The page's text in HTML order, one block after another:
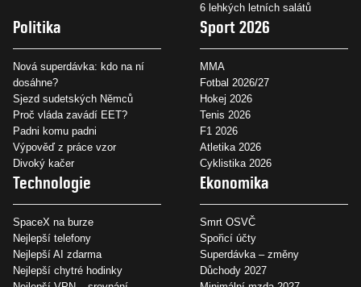
6 lehkých letních salátů
Politika
Nová superdávka: kdo na ní
dosáhne?
Sjezd sudetských Němců
Proč vláda zavádí EET?
Padni komu padni
Výpověď z práce vzor
Divoký kačer
Sport 2026
MMA
Fotbal 2026/27
Hokej 2026
Tenis 2026
F1 2026
Atletika 2026
Cyklistika 2026
Technologie
SpaceX na burze
Nejlepší telefony
Nejlepší AI zdarma
Nejlepší chytré hodinky
Ekonomika
Smrt OSVČ
Spořicí účty
Superdávka – změny
Důchody 2027